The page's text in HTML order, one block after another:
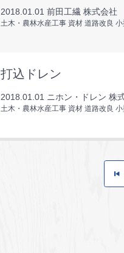
2018.01.01 前田工繊 株式会社
土木・農林水産工事 資材 道路改良
打込ドレン
2018.01.01 ニホン・ドレン 株
土木・農林水産工事 資材 道路改良